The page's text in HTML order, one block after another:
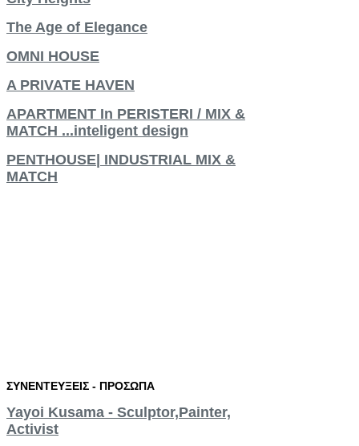
The Age of Elegance
OMNI HOUSE
A PRIVATE HAVEN
APARTMENT In PERISTERI / MIX &
MATCH ...inteligent design
PENTHOUSE| INDUSTRIAL MIX &
MATCH
ΣΥΝΕΝΤΕΥΞΕΙΣ - ΠΡΟΣΩΠΑ
Yayoi Kusama - Sculptor,Painter,
Activist